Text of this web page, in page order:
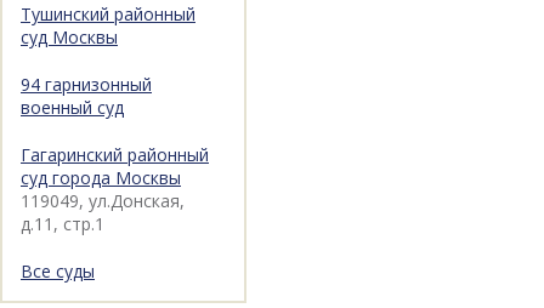
Тушинский районный
суд Москвы
94 гарнизонный
военный суд
Гагаринский районный
суд города Москвы
119049, ул.Донская,
д.11, стр.1
Все суды